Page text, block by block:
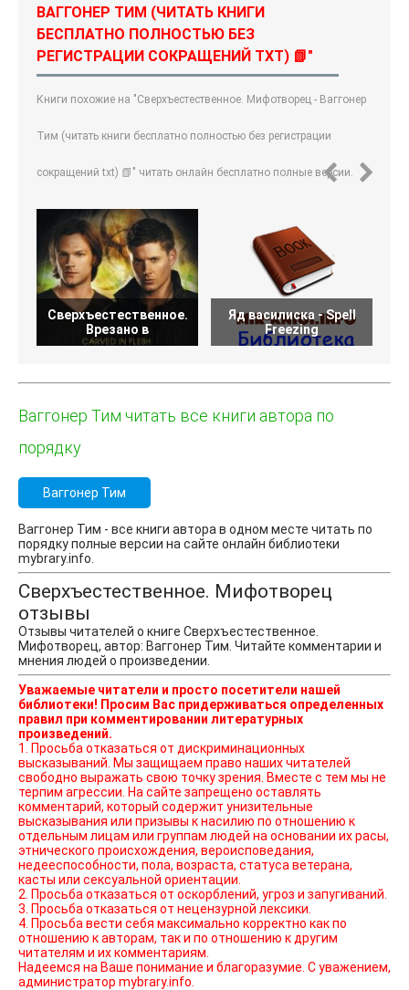
ВАГГОНЕР ТИМ (ЧИТАТЬ КНИГИ
БЕСПЛАТНО ПОЛНОСТЬЮ БЕЗ
РЕГИСТРАЦИИ СОКРАЩЕНИЙ TXT) 📗"
Книги похожие на "Сверхъестественное. Мифотворец - Ваггонер
Тим (читать книги бесплатно полностью без регистрации
сокращений txt) 📗" читать онлайн бесплатно полные версии.
Сверхъестественное.
Врезано в
Яд василиска - Spell
Freezing
Ваггонер Тим читать все книги автора по
порядку
Ваггонер Тим
Ваггонер Тим - все книги автора в одном месте читать по
порядку полные версии на сайте онлайн библиотеки
mybrary.info.
Сверхъестественное. Мифотворец
отзывы
Отзывы читателей о книге Сверхъестественное.
Мифотворец, автор: Ваггонер Тим. Читайте комментарии и
мнения людей о произведении.
Уважаемые читатели и просто посетители нашей
библиотеки! Просим Вас придерживаться определенных
правил при комментировании литературных
произведений.
1. Просьба отказаться от дискриминационных
высказываний. Мы защищаем право наших читателей
свободно выражать свою точку зрения. Вместе с тем мы не
терпим агрессии. На сайте запрещено оставлять
комментарий, который содержит унизительные
высказывания или призывы к насилию по отношению к
отдельным лицам или группам людей на основании их расы,
этнического происхождения, вероисповедания,
недееспособности, пола, возраста, статуса ветерана,
касты или сексуальной ориентации.
2. Просьба отказаться от оскорблений, угроз и запугиваний.
3. Просьба отказаться от нецензурной лексики.
4. Просьба вести себя максимально корректно как по
отношению к авторам, так и по отношению к другим
читателям и их комментариям.
Надеемся на Ваше понимание и благоразумие. С уважением,
администратор mybrary.info.